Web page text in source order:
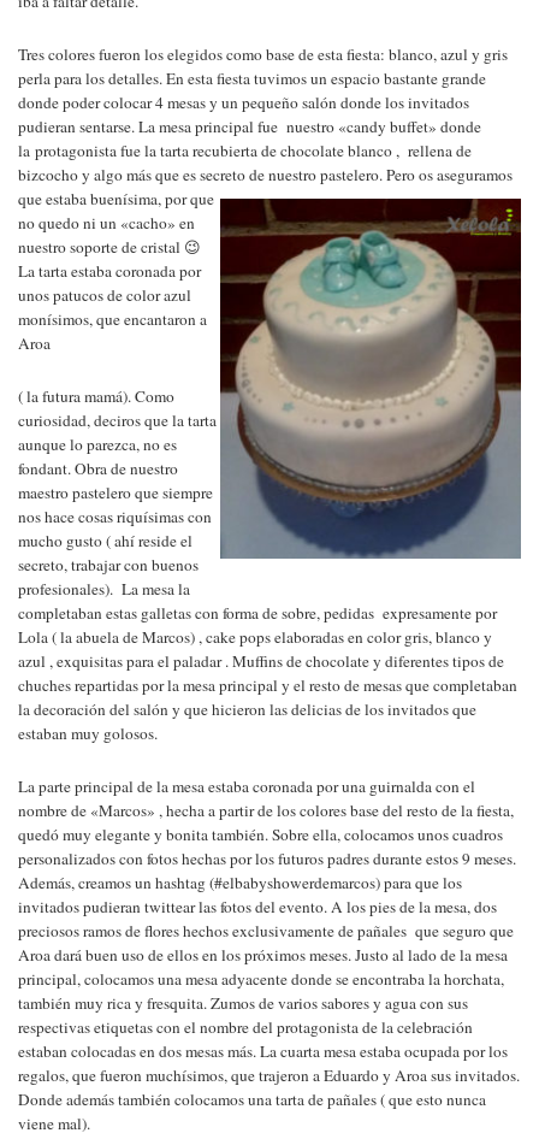
Tres colores fueron los elegidos como base de esta fiesta: blanco, azul y gris
perla para los detalles. En esta fiesta tuvimos un espacio bastante grande
donde poder colocar 4 mesas y un pequeño salón donde los invitados
pudieran sentarse. La mesa principal fue nuestro «candy buffet» donde
la protagonista fue la tarta recubierta de chocolate blanco , rellena de
bizcocho y algo más que es secreto de nuestro pastelero.Pero os aseguramos
que estaba buenísima, por que
no quedo ni un «cacho» en
nuestro soporte de cristal 😉
La tarta estaba coronada por
unos patucos de color azul
monísimos, que encantaron a
Aroa
( la futura mamá). Como
curiosidad, deciros que la tarta
aunque lo parezca, no es
fondant. Obra de nuestro
maestro pastelero que siempre
nos hace cosas riquísimas con
mucho gusto ( ahí reside el
secreto, trabajar con buenos
profesionales). La mesa la
completaban estas galletas con forma de sobre, pedidas expresamente por
Lola ( la abuela de Marcos) , cake pops elaboradas en color gris, blanco y
azul , exquisitas para el paladar . Muffins de chocolate y diferentes tipos de
chuches repartidas por la mesa principal y el resto de mesas que completaban
la decoración del salón y que hicieron las delicias de los invitados que
estaban muy golosos.
La parte principal de la mesa estaba coronada por una guirnalda con el
nombre de «Marcos» , hecha a partir de los colores base del resto de la fiesta,
quedó muy elegante y bonita también. Sobre ella, colocamos unos cuadros
personalizados con fotos hechas por los futuros padres durante estos 9 meses.
Además, creamos un hashtag (#elbabyshowerdemarcos) para que los
invitados pudieran twittear las fotos del evento. A los pies de la mesa, dos
preciosos ramos de flores hechos exclusivamente de pañales que seguro que
Aroa dará buen uso de ellos en los próximos meses. Justo al lado de la mesa
principal, colocamos una mesa adyacente donde se encontraba la horchata,
también muy rica y fresquita. Zumos de varios sabores y agua con sus
respectivas etiquetas con el nombre del protagonista de la celebración
estaban colocadas en dos mesas más. La cuarta mesa estaba ocupada por los
regalos, que fueron muchísimos, que trajeron a Eduardo y Aroa sus invitados.
Donde además también colocamos una tarta de pañales ( que esto nunca
viene mal).